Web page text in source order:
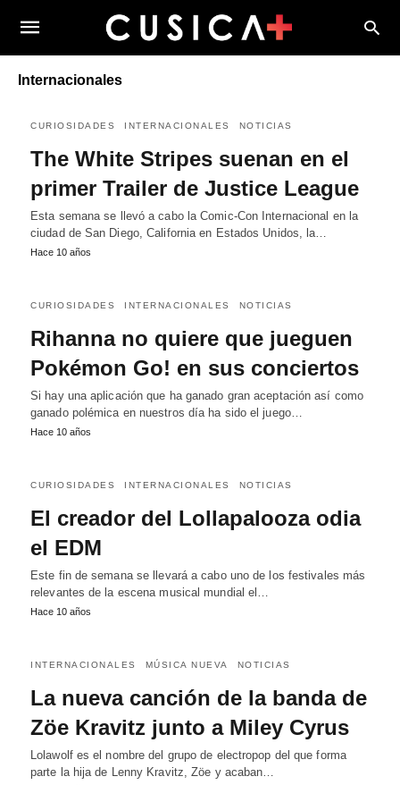
Internacionales
CURIOSIDADES INTERNACIONALES NOTICIAS
The White Stripes suenan en el
primer Trailer de Justice League
Esta semana se llevó a cabo la Comic-Con Internacional en la
ciudad de San Diego, California en Estados Unidos, la…
Hace 10 años
CURIOSIDADES INTERNACIONALES NOTICIAS
Rihanna no quiere que jueguen
Pokémon Go! en sus conciertos
Si hay una aplicación que ha ganado gran aceptación así como
ganado polémica en nuestros día ha sido el juego…
Hace 10 años
CURIOSIDADES INTERNACIONALES NOTICIAS
El creador del Lollapalooza odia
el EDM
Este fin de semana se llevará a cabo uno de los festivales más
relevantes de la escena musical mundial el…
Hace 10 años
INTERNACIONALES MÚSICA NUEVA NOTICIAS
La nueva canción de la banda de
Zöe Kravitz junto a Miley Cyrus
Lolawolf es el nombre del grupo de electropop del que forma
parte la hija de Lenny Kravitz, Zöe y acaban…